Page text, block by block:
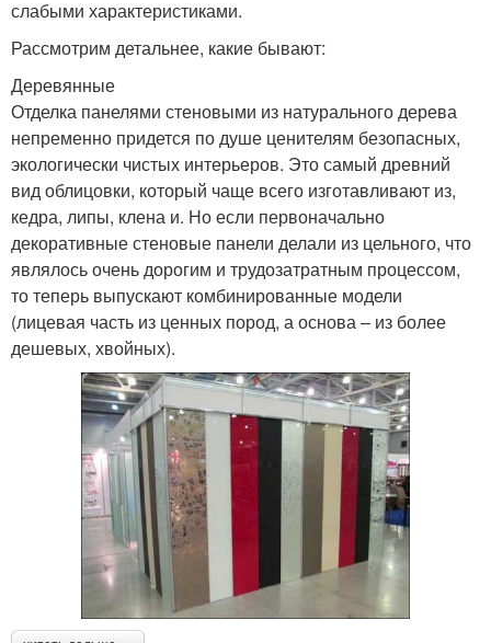
слабыми характеристиками.
Рассмотрим детальнее, какие бывают:
Деревянные
Отделка панелями стеновыми из натурального дерева
непременно придется по душе ценителям безопасных,
экологически чистых интерьеров. Это самый древний
вид облицовки, который чаще всего изготавливают из,
кедра, липы, клена и. Но если первоначально
декоративные стеновые панели делали из цельного, что
являлось очень дорогим и трудозатратным процессом,
то теперь выпускают комбинированные модели
(лицевая часть из ценных пород, а основа – из более
дешевых, хвойных).